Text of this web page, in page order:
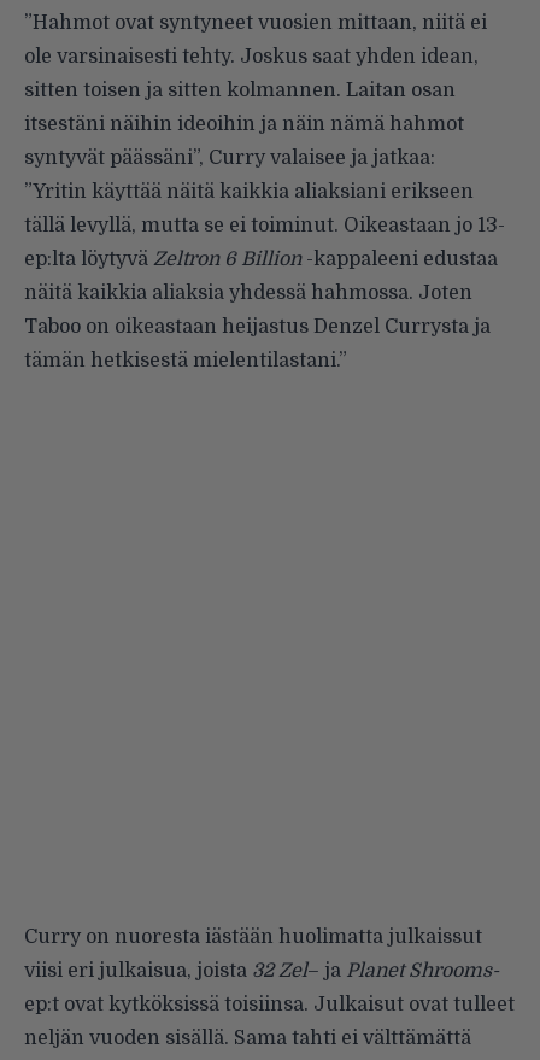
”Hahmot ovat syntyneet vuosien mittaan, niitä ei
ole varsinaisesti tehty. Joskus saat yhden idean,
sitten toisen ja sitten kolmannen. Laitan osan
itsestäni näihin ideoihin ja näin nämä hahmot
syntyvät päässäni”, Curry valaisee ja jatkaa:
”Yritin käyttää näitä kaikkia aliaksiani erikseen
tällä levyllä, mutta se ei toiminut. Oikeastaan jo 13-
ep:lta löytyvä Zeltron 6 Billion-kappaleeni edustaa
näitä kaikkia aliaksia yhdessä hahmossa. Joten
Taboo on oikeastaan heijastus Denzel Currysta ja
tämän hetkisestä mielentilastani.”
Curry on nuoresta iästään huolimatta julkaissut
viisi eri julkaisua, joista 32 Zel– ja Planet Shrooms-
ep:t ovat kytköksissä toisiinsa. Julkaisut ovat tulleet
neljän vuoden sisällä. Sama tahti ei välttämättä